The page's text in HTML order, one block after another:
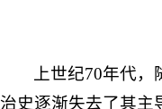
上世纪70年代
治史逐渐失去了其主